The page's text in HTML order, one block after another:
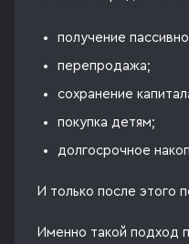
получение
перепродажа;
сохранение
покупка детям;
долгосрочное
И только после этого
Именно такой подход